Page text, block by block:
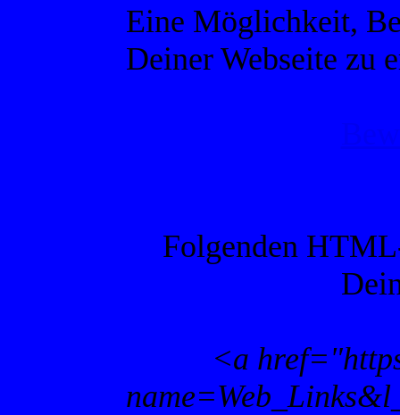
Eine Möglichkeit,
Deiner Webseite zu
Folgenden
<a